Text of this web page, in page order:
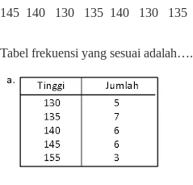
145 140 130 135 140 130 135
Tabel frekuensi yang sesuai adalah….